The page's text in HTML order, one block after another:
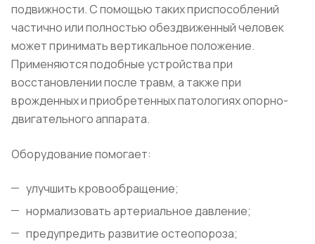
подвижности. С помощью таких приспособлений
частично или полностью обездвиженный человек
может принимать вертикальное положение.
Применяются подобные устройства при
восстановлении после травм, а также при
врожденных и приобретенных патологиях опорно-
двигательного аппарата.
Оборудование помогает:
улучшить кровообращение;
нормализовать артериальное давление;
предупредить развитие остеопороза;